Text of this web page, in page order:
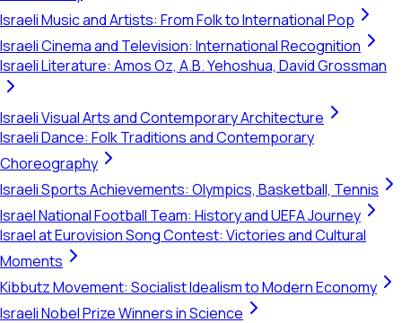
Israeli Music and Artists: From Folk to International Pop
Israeli Cinema and Television: International Recognition
Israeli Literature: Amos Oz, A.B. Yehoshua, David Grossman
Israeli Visual Arts and Contemporary Architecture
Israeli Dance: Folk Traditions and Contemporary
Choreography
Israeli Sports Achievements: Olympics, Basketball, Tennis
Israel National Football Team: History and UEFA Journey
Israel at Eurovision Song Contest: Victories and Cultural
Moments
Kibbutz Movement: Socialist Idealism to Modern Economy
Israeli Nobel Prize Winners in Science